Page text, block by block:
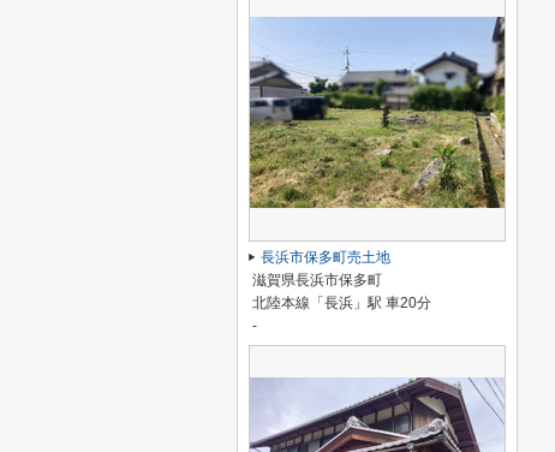
長浜市保多町売土地
滋賀県長浜市保多町
北陸本線「長浜」駅 車20分
-